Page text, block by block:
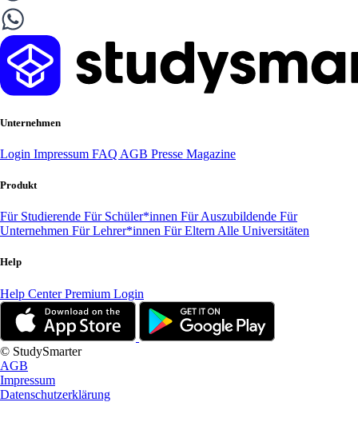
Unternehmen
Login Impressum FAQ AGB Presse Magazine
Produkt
Für Studierende Für Schüler*innen Für Auszubildende Für
Unternehmen Für Lehrer*innen Für Eltern Alle Universitäten
Help
Help CenterPremium Login
© StudySmarter
AGB
Impressum
Datenschutzerklärung